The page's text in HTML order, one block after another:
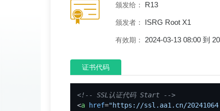
颁发给： R13
颁发者： ISRG Root X1
有效期： 2024-03-13 08:00 到
证书代码
<!-- SSL认证代码 Start -->
<a href="https://ssl.aa1.cn/